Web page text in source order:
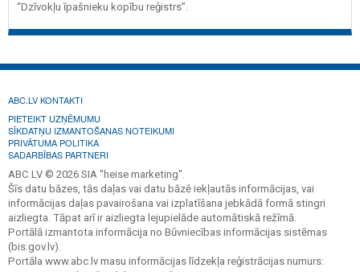
“Dzīvokļu īpašnieku kopību reģistrs”.
ABC.LV KONTAKTI
PIETEIKT UZŅĒMUMU
SĪKDATŅU IZMANTOŠANAS NOTEIKUMI
PRIVĀTUMA POLITIKA
SADARBĪBAS PARTNERI
ABC.LV © 2026 SIA "heise marketing".
Šīs datu bāzes, tās daļas vai datu bāzē iekļautās informācijas, vai
informācijas daļas pavairošana vai izplatīšana jebkādā formā stingri
aizliegta. Tāpat arī ir aizliegta lejupielāde automātiskā režīmā.
Portālā izmantota informācija no Būvniecības informācijas sistēmas
(bis.gov.lv).
Portāla www.abc.lv masu informācijas līdzekļa reģistrācijas numurs: